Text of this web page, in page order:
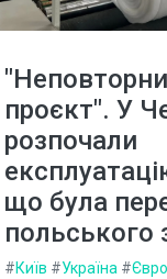
проєкт". У
розпочали
що була
польського
#Київ #Україна #Євро